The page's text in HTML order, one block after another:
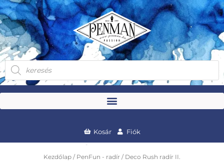
Skip
to
content
Products
search
Kosár Fiók
Kezdőlap / PenFun - radír / Deco Rush radír II.